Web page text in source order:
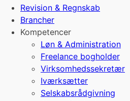
Revision & Regnskab
Brancher
Kompetencer
Løn & Administration
Freelance bogholder
Virksomhedssekretær
Iværksætter
Selskabsrådgivning